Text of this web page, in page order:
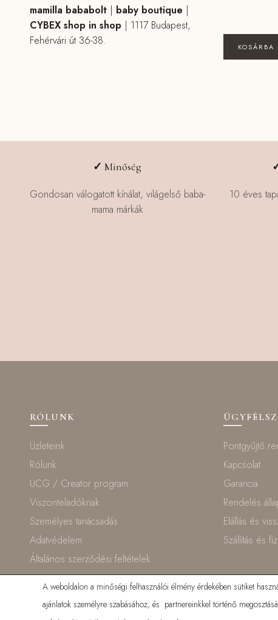
KOSÁRBA
mamilla bababolt| baby boutique |
CYBEX shop in shop | 1117 Budapest,
Fehérvári út 36-38.
✓Minőség
Gondosan válogatott kínálat, világelső baba-
mama márkák
10 éves
RÓLUNK
Üzleteink
Rólunk
UCG / Creator program
Viszonteladóknak
Személyes tanácsadás
Adatvédelem
Általános szerződési feltételek
Pontgyűjtő
Kapcsolat
Garancia
Rendelés
Elállás és
Szállítás és
A weboldalon a minőségi felhasználói élmény érdekében sütiket
ajánlatok személyre szabásához, és partnereinkkel történő